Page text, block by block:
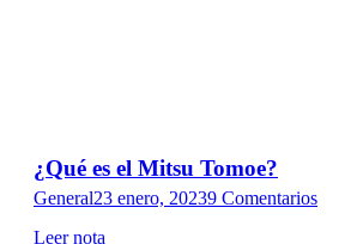
¿Qué es el Mitsu Tomoe?
General23 enero, 20239 Comentarios
Leer nota